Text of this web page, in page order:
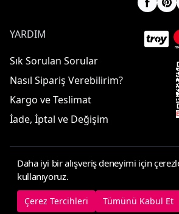
YARDIM
Sık Sorulan Sorular
Nasıl Sipariş Verebilirim?
Kargo ve Teslimat
İade, İptal ve Değişim
© 2025 ElbiseBul -
Çerez Tercihleri Çerez
Daha iyi bir alışveriş deneyimi için
kullanıyoruz.
Çerez Tercihleri Tümünü Kabul Et